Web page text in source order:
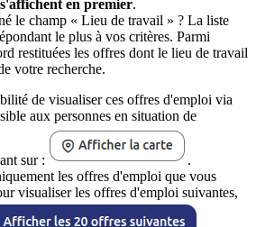
s'affichent en premier.
le champ « Lieu de travail » ? La liste
le plus à vos critères. Parmi
restituées les offres dont le lieu de travail
votre recherche.
de visualiser ces offres d'emploi via
aux personnes en situation de
sur :
.
les offres d'emploi que vous
visualiser les offres d'emploi suivantes,